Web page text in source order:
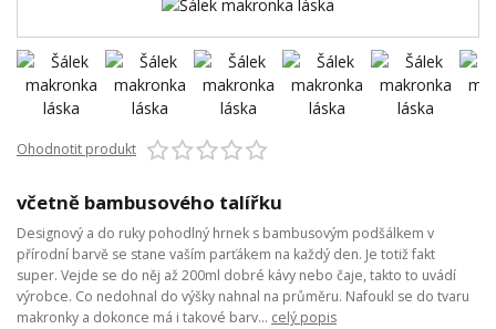
Ohodnotit produkt
včetně bambusového talířku
Designový a do ruky pohodlný hrnek s bambusovým podšálkem v
přírodní barvě se stane vaším parťákem na každý den. Je totiž fakt
super. Vejde se do něj až 200ml dobré kávy nebo čaje, takto to uvádí
výrobce. Co nedohnal do výšky nahnal na průměru. Nafoukl se do tvaru
makronky a dokonce má i takové barv... celý popis